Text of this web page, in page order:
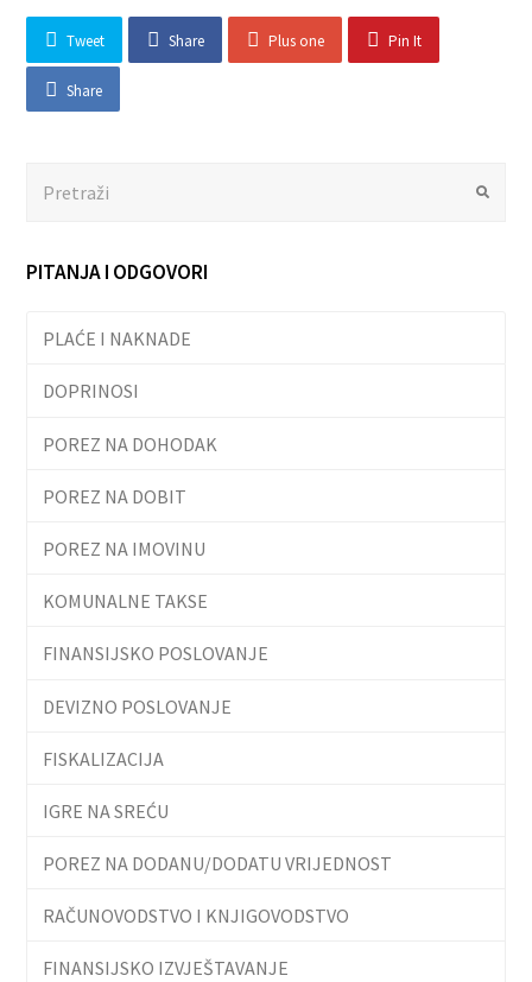
Tweet Share Plus one Pin It
Share
Submit
PITANJA I ODGOVORI
PLAĆE I NAKNADE
DOPRINOSI
POREZ NA DOHODAK
POREZ NA DOBIT
POREZ NA IMOVINU
KOMUNALNE TAKSE
FINANSIJSKO POSLOVANJE
DEVIZNO POSLOVANJE
FISKALIZACIJA
IGRE NA SREĆU
POREZ NA DODANU/DODATU VRIJEDNOST
RAČUNOVODSTVO I KNJIGOVODSTVO
FINANSIJSKO IZVJEŠTAVANJE